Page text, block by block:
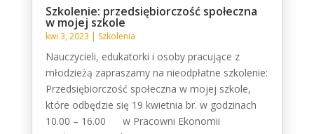
Szkolenie: przedsiębiorczość społeczna
w mojej szkole
kwi 3, 2023 | Szkolenia
Nauczycieli, edukatorki i osoby pracujące z
młodzieżą zapraszamy na nieodpłatne szkolenie:
Przedsiębiorczość społeczna w mojej szkole,
które odbędzie się 19 kwietnia br. w godzinach
10.00 – 16.00 w Pracowni Ekonomii